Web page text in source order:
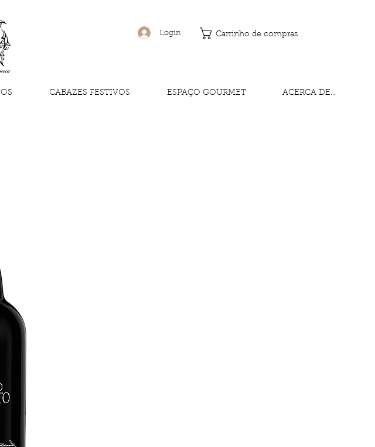
Login Carrinho de compras
CABAZES FESTIVOS ESPAÇO GOURMET ACERCA DE...